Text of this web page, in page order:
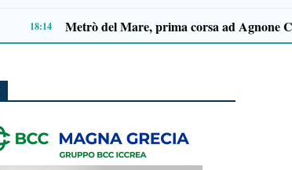
Capaccio Paestum spazio di legalità: oltre 43 ettari di beni confiscati destinati a progetti sociali 14:14